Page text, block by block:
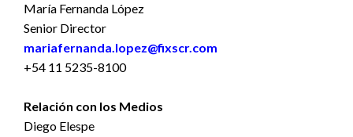
María Fernanda López
Senior Director
mariafernanda.lopez@fixscr.com
+54 11 5235-8100
Relación con los Medios
Diego Elespe